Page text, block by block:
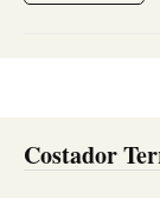
Costador